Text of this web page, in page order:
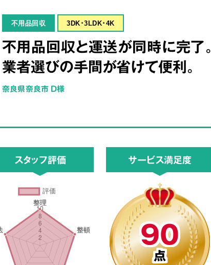
不用品回収 3DK･3LDK･4K
不用品回収と運送が同時に完了。
業者選びの手間が省けて便利。
奈良県奈良市 D様
スタッフ評価 サービス満足度
90
点